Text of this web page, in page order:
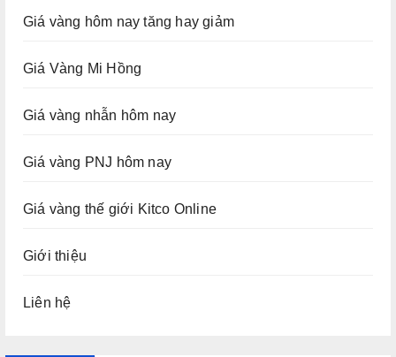
Giá vàng hôm nay tăng hay giảm
Giá Vàng Mi Hồng
Giá vàng nhẫn hôm nay
Giá vàng PNJ hôm nay
Giá vàng thế giới Kitco Online
Giới thiệu
Liên hệ